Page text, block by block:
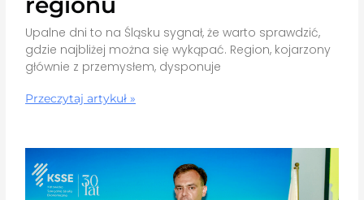
Upalne dni to na Śląsku sygnał, że warto sprawdzić,
gdzie najbliżej można się wykąpać. Region, kojarzony
głównie z przemysłem, dysponuje
Przeczytaj artykuł »